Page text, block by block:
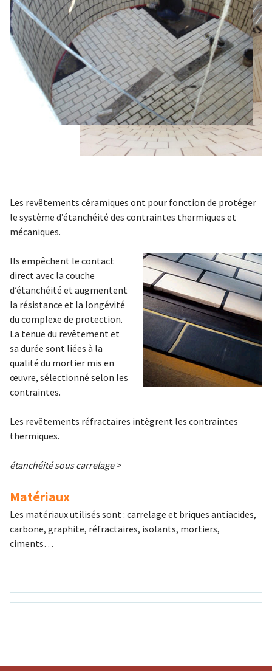
Les revêtements céramiques ont pour fonction de protéger
le système d’étanchéité des contraintes thermiques et
mécaniques.
Ils empêchent le contact
direct avec la couche
d’étanchéité et augmentent
la résistance et la longévité
du complexe de protection.
La tenue du revêtement et
sa durée sont liées à la
qualité du mortier mis en
œuvre, sélectionné selon les
contraintes.
Les revêtements réfractaires intègrent les contraintes
thermiques.
étanchéité sous carrelage >
Matériaux
Les matériaux utilisés sont : carrelage et briques antiacides,
carbone, graphite, réfractaires, isolants, mortiers,
ciments…